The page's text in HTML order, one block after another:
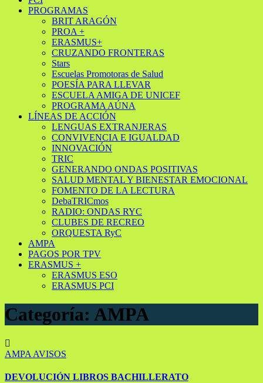
PROGRAMAS
BRIT ARAGÓN
PROA +
ERASMUS+
CRUZANDO FRONTERAS
Stars
Escuelas Promotoras de Salud
POESÍA PARA LLEVAR
ESCUELA AMIGA DE UNICEF
PROGRAMA AÚNA
LÍNEAS DE ACCIÓN
LENGUAS EXTRANJERAS
CONVIVENCIA E IGUALDAD
INNOVACIÓN
TRIC
GENERANDO ONDAS POSITIVAS
SALUD MENTAL Y BIENESTAR EMOCIONAL
FOMENTO DE LA LECTURA
DebaTRICmos
RADIO: ONDAS RYC
CLUBES DE RECREO
ORQUESTA RyC
AMPA
PAGOS POR TPV
ERASMUS +
ERASMUS ESO
ERASMUS PCI
Categoría: AMPA
AMPA AVISOS
DEVOLUCIÓN LIBROS BACHILLERATO